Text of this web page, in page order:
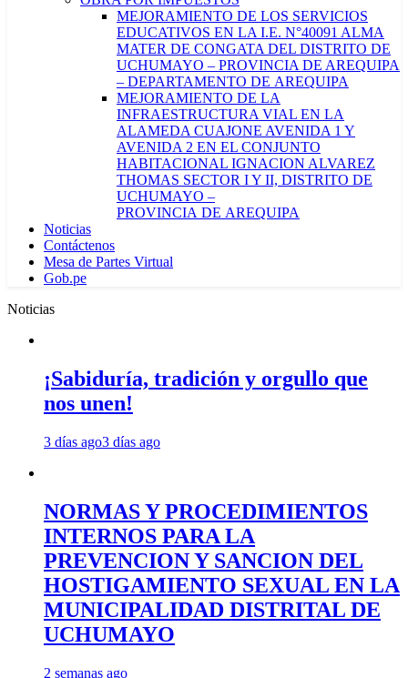
MEJORAMIENTO DE LOS SERVICIOS
EDUCATIVOS EN LA I.E. N°40091 ALMA
MATER DE CONGATA DEL DISTRITO DE
UCHUMAYO – PROVINCIA DE AREQUIPA
– DEPARTAMENTO DE AREQUIPA
MEJORAMIENTO DE LA
INFRAESTRUCTURA VIAL EN LA
ALAMEDA CUAJONE AVENIDA 1 Y
AVENIDA 2 EN EL CONJUNTO
HABITACIONAL IGNACION ALVAREZ
THOMAS SECTOR I Y II, DISTRITO DE
UCHUMAYO –
PROVINCIA DE AREQUIPA
Noticias
Contáctenos
Mesa de Partes Virtual
Gob.pe
Noticias
¡Sabiduría, tradición y orgullo que
nos unen!
3 días ago3 días ago
NORMAS Y PROCEDIMIENTOS
INTERNOS PARA LA
PREVENCION Y SANCION DEL
HOSTIGAMIENTO SEXUAL EN LA
MUNICIPALIDAD DISTRITAL DE
UCHUMAYO
2 semanas ago